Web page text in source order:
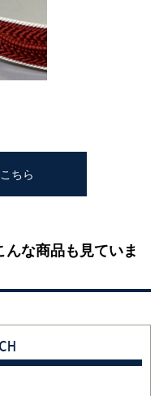
ちら
な商品も見ていま